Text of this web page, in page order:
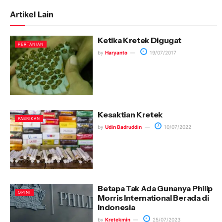
Artikel Lain
PERTANIAN Ketika Kretek Digugat
by Haryanto 19/07/2017
PABRIKAN Kesaktian Kretek
by Udin Badruddin 10/07/2022
OPINI
Betapa Tak Ada Gunanya Philip
Morris International Berada di
Indonesia
by Kretekmin 25/07/2023